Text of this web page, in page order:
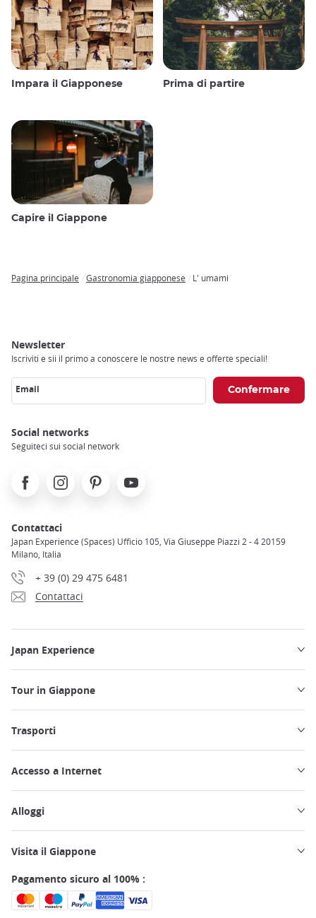
Impara il Giapponese Prima di partire
Capire il Giappone
Pagina principale Gastronomia giapponese L' umami
Newsletter
Iscriviti e sii il primo a conoscere le nostre news e offerte speciali!
Email
Social networks
Seguiteci sui social network
FacebookInstagramPinterest Youtube
Contattaci
Japan Experience (Spaces) Ufficio 105, Via Giuseppe Piazzi 2 - 4 20159
Milano, Italia
+ 39 (0) 29 475 6481
Contattaci
Japan Experience
Tour in Giappone
Trasporti
Accesso a Internet
Alloggi
Visita il Giappone
Pagamento sicuro al 100% :